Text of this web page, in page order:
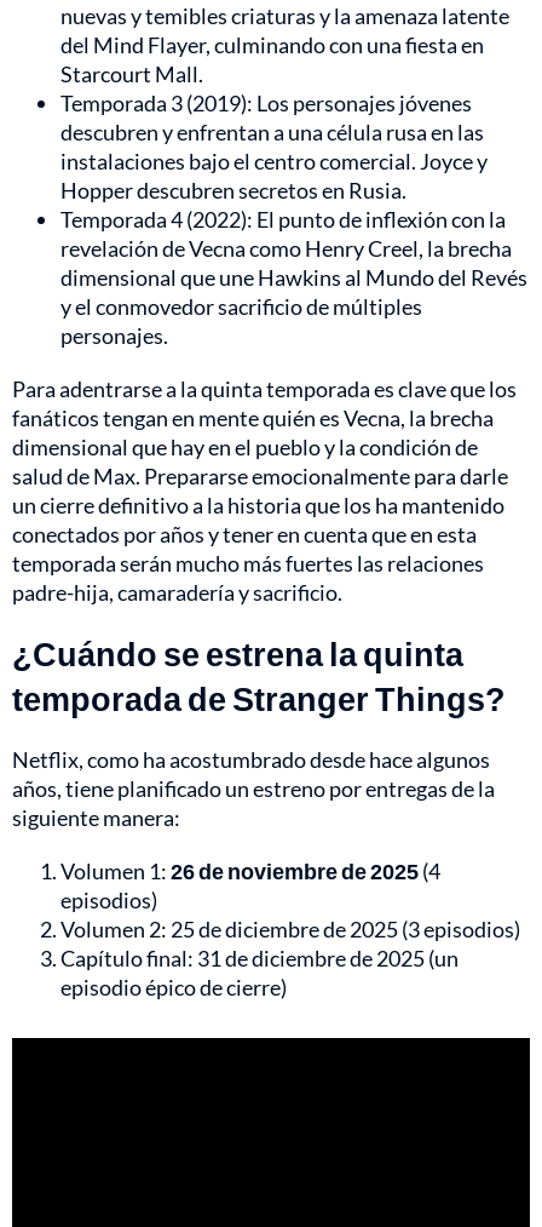
nuevas y temibles criaturas y la amenaza latente
del Mind Flayer, culminando con una fiesta en
Starcourt Mall.
Temporada 3 (2019): Los personajes jóvenes
descubren y enfrentan a una célula rusa en las
instalaciones bajo el centro comercial. Joyce y
Hopper descubren secretos en Rusia.
Temporada 4 (2022): El punto de inflexión con la
revelación de Vecna como Henry Creel, la brecha
dimensional que une Hawkins al Mundo del Revés
y el conmovedor sacrificio de múltiples
personajes.
Para adentrarse a la quinta temporada es clave que los
fanáticos tengan en mente quién es Vecna, la brecha
dimensional que hay en el pueblo y la condición de
salud de Max. Prepararse emocionalmente para darle
un cierre definitivo a la historia que los ha mantenido
conectados por años y tener en cuenta que en esta
temporada serán mucho más fuertes las relaciones
padre-hija, camaradería y sacrificio.
¿Cuándo se estrena la quinta
temporada de Stranger Things?
Netflix, como ha acostumbrado desde hace algunos
años, tiene planificado un estreno por entregas de la
siguiente manera:
Volumen 1:26 de noviembre de 2025(4
episodios)
Volumen 2: 25 de diciembre de 2025 (3 episodios)
Capítulo final: 31 de diciembre de 2025 (un
episodio épico de cierre)